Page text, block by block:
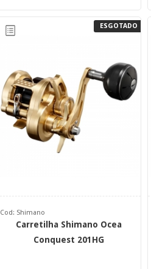
ESGOTADO
Cod: Shimano
Carretilha Shimano Ocea
Conquest 201HG